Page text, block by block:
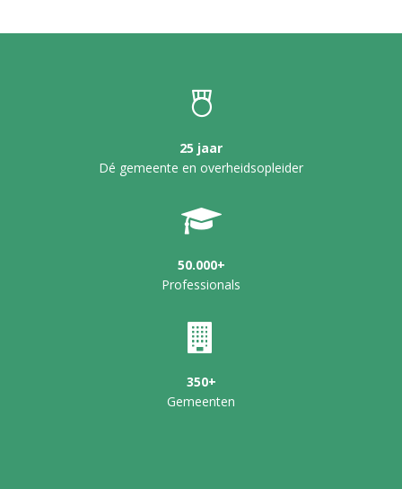
25 jaar
Dé gemeente en overheidsopleider
50.000+
Professionals
350+
Gemeenten